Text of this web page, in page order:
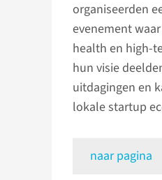
organiseerden
evenement
health en high-
hun visie
uitdagingen en
lokale startup
naar pagina